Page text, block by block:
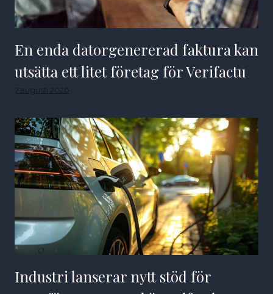
En enda datorgenererad faktura kan
utsätta ett litet företag för Verifactu
7 augusti 2026
Industri lanserar nytt stöd för